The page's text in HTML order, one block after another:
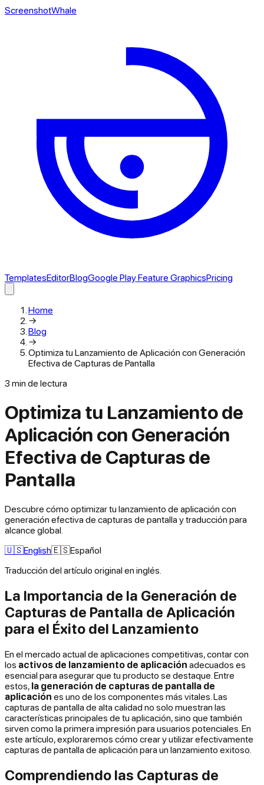
ScreenshotWhale
TemplatesEditorBlogGoogle Play Feature GraphicsPricing
Home
→
Blog
→
Optimiza tu Lanzamiento de Aplicación con Generación
Efectiva de Capturas de Pantalla
3 min de lectura
Optimiza tu Lanzamiento de
Aplicación con Generación
Efectiva de Capturas de
Pantalla
Descubre cómo optimizar tu lanzamiento de aplicación con
generación efectiva de capturas de pantalla y traducción para
alcance global.
🇺🇸English🇪🇸Español
Traducción del artículo original en inglés.
La Importancia de la Generación de
Capturas de Pantalla de Aplicación
para el Éxito del Lanzamiento
En el mercado actual de aplicaciones competitivas, contar con
los activos de lanzamiento de aplicación adecuados es
esencial para asegurar que tu producto se destaque. Entre
estos, la generación de capturas de pantalla de
aplicación es uno de los componentes más vitales. Las
capturas de pantalla de alta calidad no solo muestran las
características principales de tu aplicación, sino que también
sirven como la primera impresión para usuarios potenciales. En
este artículo, exploraremos cómo crear y utilizar efectivamente
capturas de pantalla de aplicación para un lanzamiento exitoso.
Comprendiendo las Capturas de